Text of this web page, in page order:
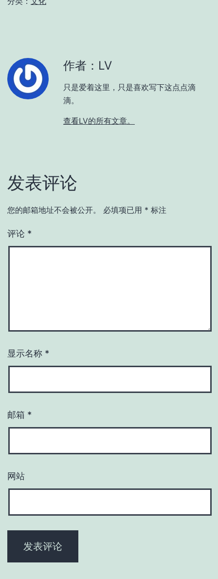
作者：LV
只是爱着这里，只是喜欢写下这点点滴
滴。
查看LV的所有文章。
发表评论
您的邮箱地址不会被公开。 必填项已用 * 标注
评论 *
显示名称 *
邮箱 *
网站